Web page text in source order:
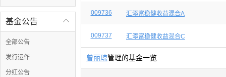

基金公告
全部公告
发行运作
分红公告
009736 汇添富稳健收益混合A
009737 汇添富稳健收益混合C
曾丽琼管理的基金一览